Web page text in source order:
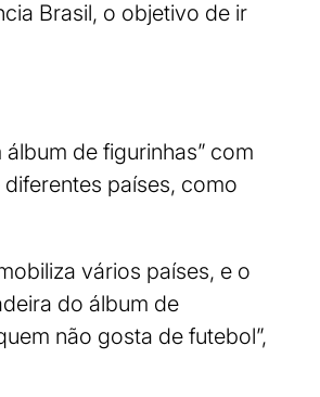
Brasil, o objetivo de ir
de figurinhas” com
países, como
vários países, e o
do álbum de
não gosta de futebol”,